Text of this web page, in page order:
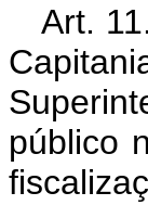
Art.
público